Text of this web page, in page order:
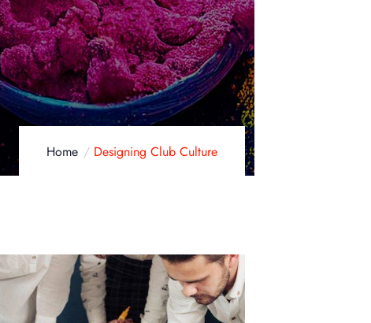
Home Designing Club Culture